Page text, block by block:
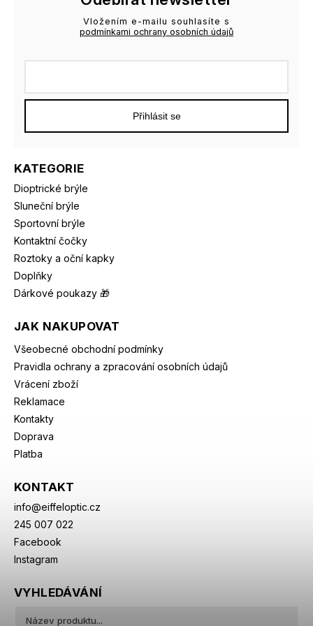
KATEGORIE
Dioptrické brýle
Sluneční brýle
Sportovní brýle
Kontaktní čočky
Roztoky a oční kapky
Doplňky
Dárkové poukazy 🎁
JAK NAKUPOVAT
Všeobecné obchodní podmínky
Pravidla ochrany a zpracování osobních údajů
Vrácení zboží
Reklamace
Kontakty
Doprava
Platba
KONTAKT
info@eiffeloptic.cz
245 007 022
Facebook
Instagram
Vložením e-mailu souhlasíte s
podmínkami ochrany osobních údajů
Přihlásit se
VYHLEDÁVÁNÍ